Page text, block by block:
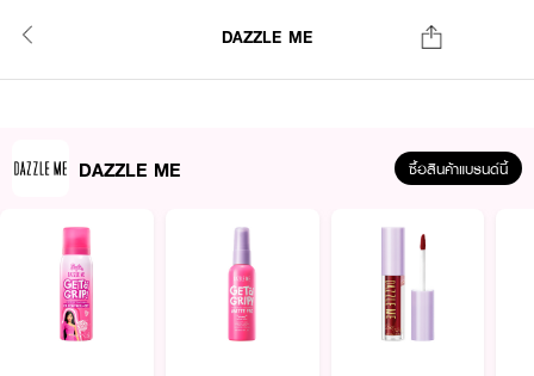
DAZZLE ME
DAZZLE ME ซื้อสินค้าแบรนด์นี้